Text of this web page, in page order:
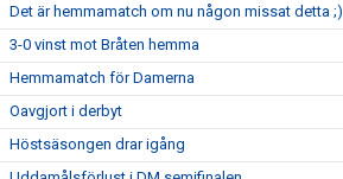
Det är hemmamatch om nu någon missat detta ;)
3-0 vinst mot Bråten hemma
Hemmamatch för Damerna
Oavgjort i derbyt
Höstsäsongen drar igång